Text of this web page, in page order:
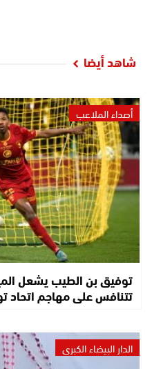
شاهد أيضا
أصداء الملاعب
توفيق بن الطيب يشعل
تتنافس على مهاجم اتحاد
الدار البيضاء الكبرى